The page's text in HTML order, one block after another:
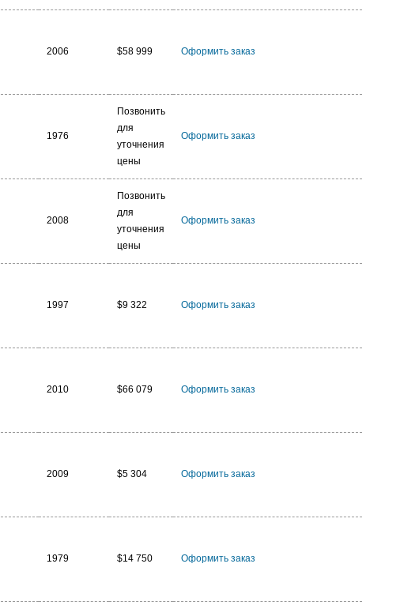
2006 $58 999 Оформить заказ
1976
Позвонить
для
уточнения
цены
Оформить заказ
2008
Позвонить
для
уточнения
цены
Оформить заказ
1997 $9 322 Оформить заказ
2010 $66 079 Оформить заказ
2009 $5 304 Оформить заказ
1979 $14 750 Оформить заказ